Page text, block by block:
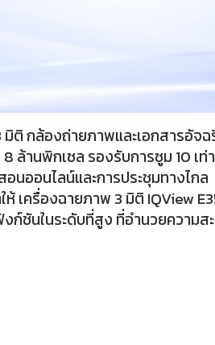
กล้องถ่ายภาพและเอกสารอัจฉ
ล้านพิกเซล รองรับการซูม 10 เ
อนออนไลน์และการประชุมทางไกล
เครื่องฉายภาพ 3 มิติ IQView
ชันในระดับที่สูง ที่อำนวยความส